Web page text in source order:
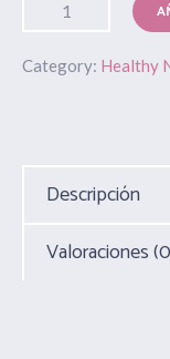
Category: Healthy
Descripción
Valoraciones